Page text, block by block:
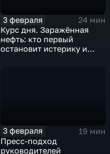
3 февраля
24 мин
Курс дня. Заражённая
нефть: кто первый
остановит истерику и
3 февраля
19 мин
Пресс-подход
руководителей